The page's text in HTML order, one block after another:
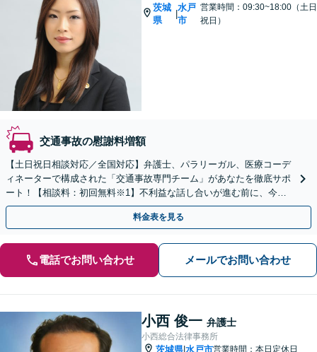
茨城
県
|
水戸
市
営業時間：09:30~18:00（土日
祝日）
交通事故の慰謝料増額
【土日祝日相談対応／全国対応】弁護士、パラリーガル、医療コーデ
ィネーターで構成された「交通事故専門チーム」があなたを徹底サポ
ート！【相談料：初回無料※1】不利益な話し合いが進む前に、今す
ぐ相談！
料金表を見る
電話でお問い合わせ メールでお問い合わせ
小西 俊一 弁護士
小西総合法律事務所
茨城県|水戸市営業時間：本日定休日